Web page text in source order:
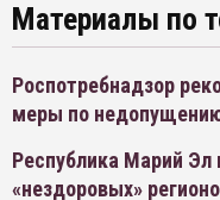
Материалы по
Роспотребнадзор
меры по
Республика Марий Эл
«нездоровых»